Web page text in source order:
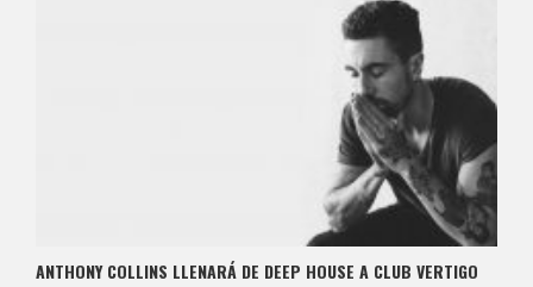
ANTHONY COLLINS LLENARÁ DE DEEP HOUSE A CLUB VERTIGO